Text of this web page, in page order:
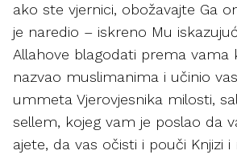
ako ste vjernici, obožavajte Ga
je naredio – iskreno Mu
Allahove blagodati prema vama
nazvao muslimanima i učinio
ummeta Vjerovjesnika milosti,
sellem, kojeg vam je poslao da
ajete, da vas očisti i pouči Knjizi